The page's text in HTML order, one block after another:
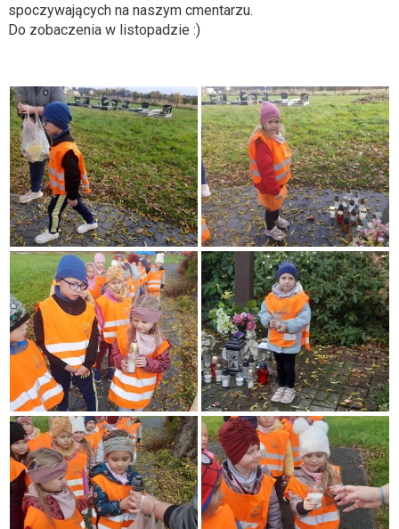
spoczywających na naszym cmentarzu.
Do zobaczenia w listopadzie :)